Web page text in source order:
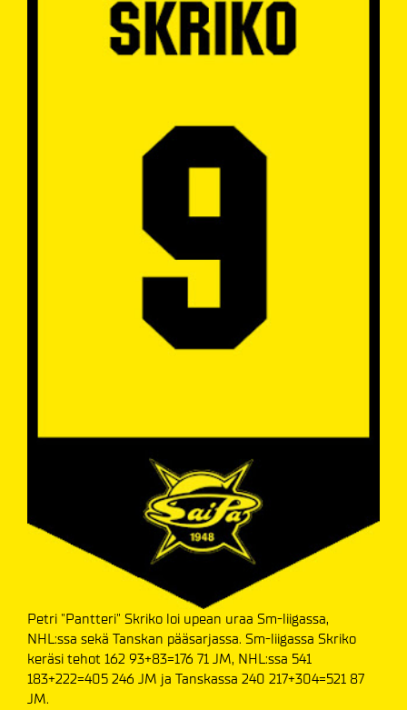
Petri "Pantteri" Skriko loi upean uraa Sm-liigassa,
NHL:ssa sekä Tanskan pääsarjassa. Sm-liigassa Skriko
keräsi tehot 162 93+83=176 71 JM, NHL:ssa 541
183+222=405 246 JM ja Tanskassa 240 217+304=521 87
JM.